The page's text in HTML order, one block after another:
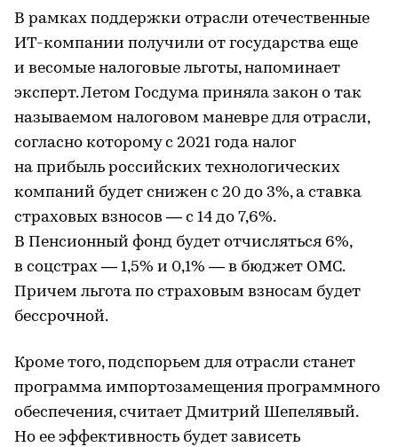
В рамках поддержки отрасли отечественные
ИТ-компании получили от государства еще
и весомые налоговые льготы, напоминает
эксперт. Летом Госдума приняла закон о так
называемом налоговом маневре для отрасли,
согласно которому с 2021 года налог
на прибыль российских технологических
компаний будет снижен с 20 до 3%, а ставка
страховых взносов — с 14 до 7,6%.
В Пенсионный фонд будет отчисляться 6%,
в соцстрах — 1,5% и 0,1% — в бюджет ОМС.
Причем льгота по страховым взносам будет
бессрочной.
Кроме того, подспорьем для отрасли станет
программа импортозамещения программного
обеспечения, считает Дмитрий Шепелявый.
Но ее эффективность будет зависеть